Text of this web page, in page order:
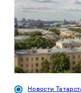
Новости